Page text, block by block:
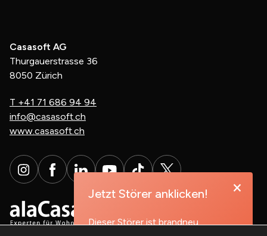
×
Jetzt Störer anklicken!
Dieser Störer ist brandneu,
Casasoft AG
Thurgauerstrasse 36
8050 Zürich
T +41 71 686 94 94
info@casasoft.ch
www.casasoft.ch